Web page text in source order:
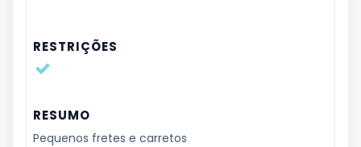
RESTRIÇÕES
RESUMO
Pequenos fretes e carretos